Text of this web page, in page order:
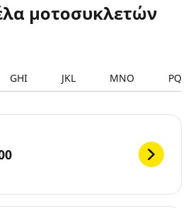
μοτοσυκλετών
GHI JKL MNO PQRS